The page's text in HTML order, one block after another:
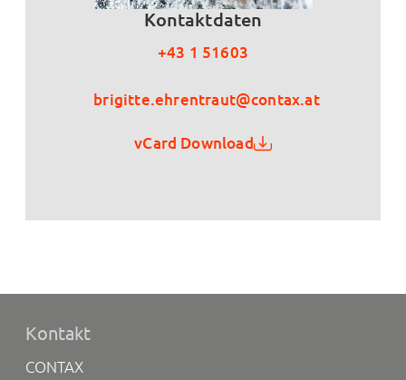
Kontaktdaten
+43 1 51603
brigitte.ehrentraut@contax.at
vCard Download
Kontakt
CONTAX